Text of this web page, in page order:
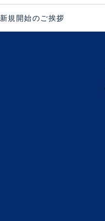
新規開始のご挨拶